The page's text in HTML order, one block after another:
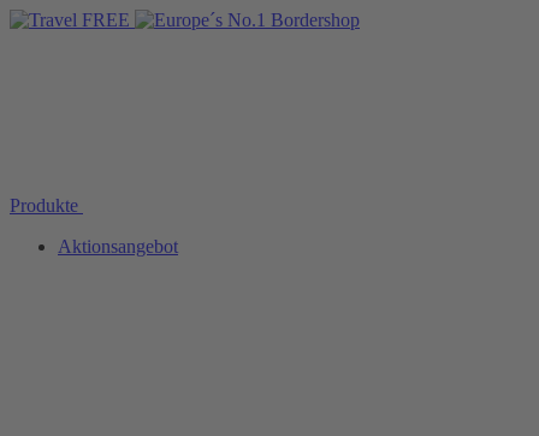
Produkte
Aktionsangebot